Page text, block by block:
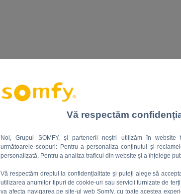
Vă respectăm
Noi, Grupul SOMFY, și partenerii noștri utilizăm în website
următoarele scopuri: Pentru a personaliza conținutul și
personalizată, Pentru a analiza traficul din website și a înțelege
Vă respectăm dreptul la confidențialitate și puteți alege să
utilizarea anumitor tipuri de cookie-uri sau servicii furnizate de
va afecta navigarea pe site-ul web Somfy, cu toate acestea